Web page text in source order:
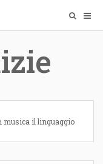
musica il linguaggio